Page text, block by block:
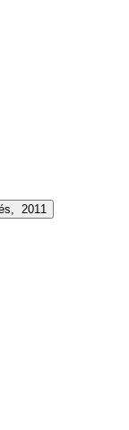
2011